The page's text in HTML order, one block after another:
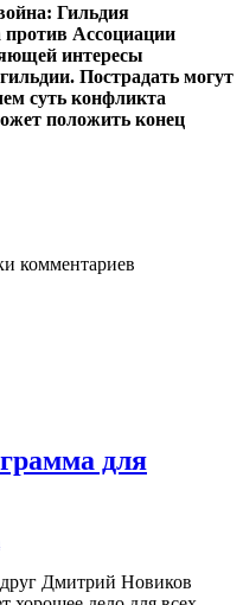
Гильдия
Ассоциации
интересы
Пострадать могут
суть конфликта
положить конец
комментариев
для
Дмитрий Новиков